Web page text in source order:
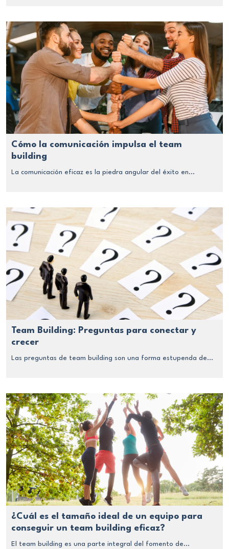
Cómo la comunicación impulsa el team
building
La comunicación eficaz es la piedra angular del éxito en...
Team Building: Preguntas para conectar y
crecer
Las preguntas de team building son una forma estupenda de...
¿Cuál es el tamaño ideal de un equipo para
conseguir un team building eficaz?
El team building es una parte integral del fomento de...